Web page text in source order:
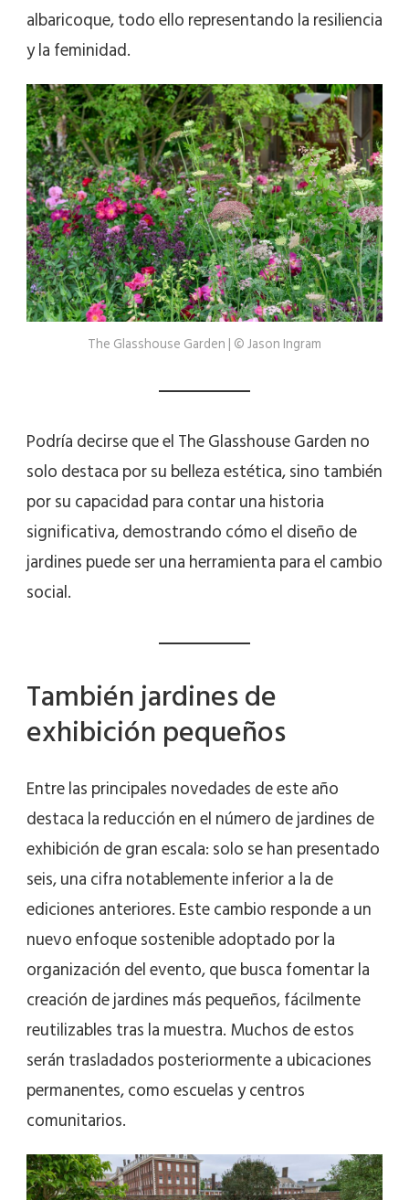
albaricoque, todo ello representando la resiliencia
y la feminidad.
The Glasshouse Garden | © Jason Ingram
Podría decirse que el The Glasshouse Garden no
solo destaca por su belleza estética, sino también
por su capacidad para contar una historia
significativa, demostrando cómo el diseño de
jardines puede ser una herramienta para el cambio
social.
También jardines de
exhibición pequeños
Entre las principales novedades de este año
destaca la reducción en el número de jardines de
exhibición de gran escala: solo se han presentado
seis, una cifra notablemente inferior a la de
ediciones anteriores. Este cambio responde a un
nuevo enfoque sostenible adoptado por la
organización del evento, que busca fomentar la
creación de jardines más pequeños, fácilmente
reutilizables tras la muestra. Muchos de estos
serán trasladados posteriormente a ubicaciones
permanentes, como escuelas y centros
comunitarios.